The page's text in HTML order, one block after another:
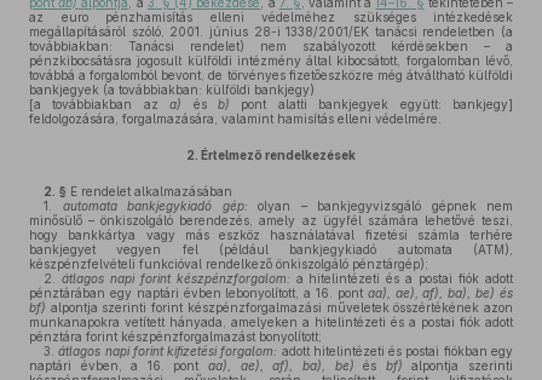
az euro pénzhamisítás elleni védelméhez szükséges intézkedések
megállapításáról szóló, 2001. június 28-i 1338/2001/EK tanácsi rendeletben (a
továbbiakban: Tanácsi rendelet) nem szabályozott kérdésekben – a
pénzkibocsátásra jogosult külföldi intézmény által kibocsátott, forgalomban lévő,
továbbá a forgalomból bevont, de törvényes fizetőeszközre még átváltható külföldi
bankjegyek (a továbbiakban: külföldi bankjegy)
[a továbbiakban aza) ésb) pont alatti bankjegyek együtt: bankjegy]
feldolgozására, forgalmazására, valamint hamisítás elleni védelmére.
2. Értelmező rendelkezések
2. § E rendelet alkalmazásában
1.
automata bankjegykiadó gép: olyan – bankjegyvizsgáló gépnek nem
minősülő – önkiszolgáló berendezés, amely az ügyfél számára lehetővé teszi,
hogy bankkártya vagy más eszköz használatával fizetési számla terhére
bankjegyet vegyen fel (például bankjegykiadó automata (ATM),
készpénzfelvételi funkcióval rendelkező önkiszolgáló pénztárgép);
2.
átlagos napi forint készpénzforgalom: a hitelintézeti és a postai fiók adott
pénztárában egy naptári évben lebonyolított, a 16. pont aa), ae), af), ba), be) és
bf) alpontja szerinti forint készpénzforgalmazási műveletek összértékének azon
munkanapokra vetített hányada, amelyeken a hitelintézeti és a postai fiók adott
pénztára forint készpénzforgalmazást bonyolított;
3.
átlagos napi forint kifizetési forgalom: adott hitelintézeti és postai fiókban egy
naptári évben, a 16. pontaa), ae), af), ba), be) és bf) alpontja szerinti